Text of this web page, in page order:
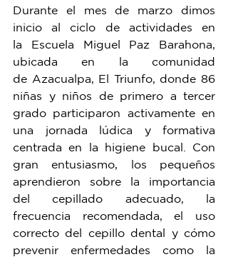
Durante el mes de marzo dimos
inicio al ciclo de actividades en
la Escuela Miguel Paz Barahona,
ubicada en la comunidad
de Azacualpa, El Triunfo, donde 86
niñas y niños de primero a tercer
grado participaron activamente en
una jornada lúdica y formativa
centrada en la higiene bucal. Con
gran entusiasmo, los pequeños
aprendieron sobre la importancia
del cepillado adecuado, la
frecuencia recomendada, el uso
correcto del cepillo dental y cómo
prevenir enfermedades como la